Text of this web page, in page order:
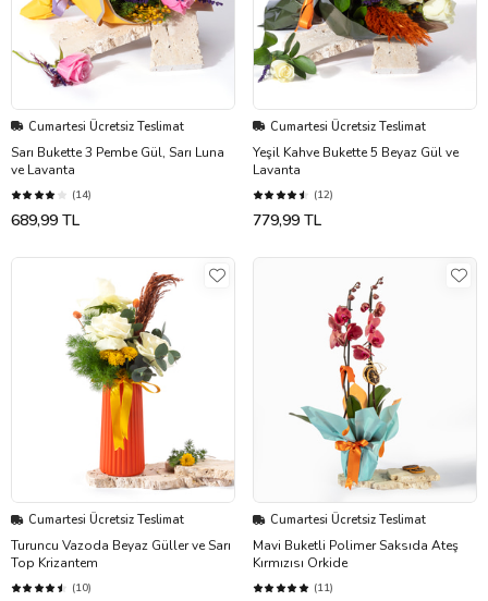
Cumartesi Ücretsiz Teslimat
Sarı Bukette 3 Pembe Gül, Sarı Luna
ve Lavanta
(14)
689,99 TL
Cumartesi Ücretsiz Teslimat
Yeşil Kahve Bukette 5 Beyaz Gül ve
Lavanta
(12)
779,99 TL
Cumartesi Ücretsiz Teslimat
Turuncu Vazoda Beyaz Güller ve Sarı
Top Krizantem
(10)
Cumartesi Ücretsiz Teslimat
Mavi Buketli Polimer Saksıda Ateş
Kırmızısı Orkide
(11)